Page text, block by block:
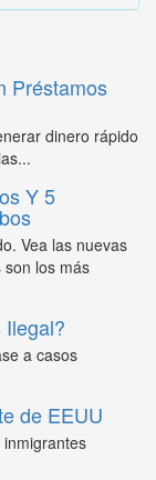
Préstamos
dinero rápido
Y 5
Vea las nuevas
los más
a casos
de EEUU